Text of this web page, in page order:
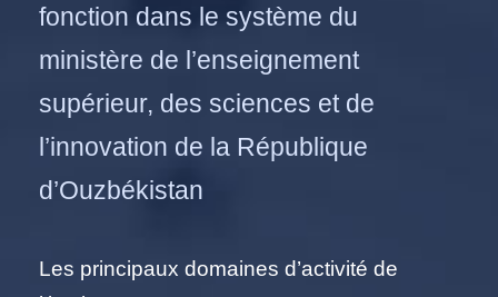
fonction dans le système du
ministère de l’enseignement
supérieur, des sciences et de
l’innovation de la République
d’Ouzbékistan
Les principaux domaines d’activité de